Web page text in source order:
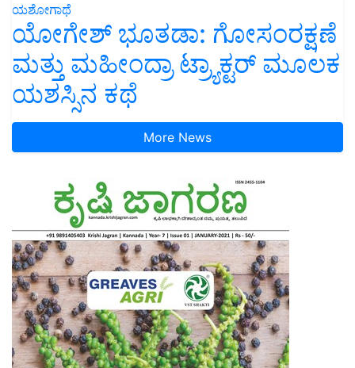
ಯಶೋಗಾಥೆ
ಯೋಗೇಶ್ ಭೂತಡಾ: ಗೋಸಂರಕ್ಷಣೆ
ಮತ್ತು ಮಹೀಂದ್ರಾ ಟ್ರ್ಯಾಕ್ಟರ್ ಮೂಲಕ
ಯಶಸ್ಸಿನ ಕಥೆ
More News